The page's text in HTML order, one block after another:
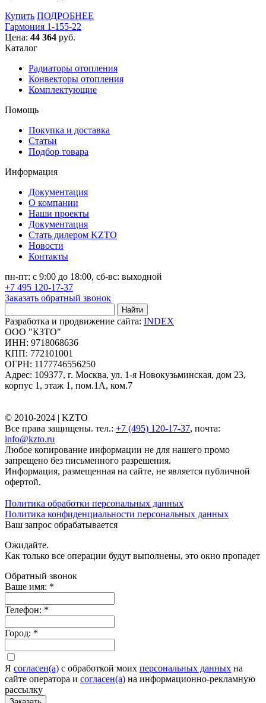
Купить ПОДРОБНЕЕ
Гармония 1-155-22
Цена: 44 364 руб.
Каталог
Радиаторы отопления
Конвекторы отопления
Комплектующие
Помощь
Покупка и доставка
Статьи
Подбор товара
Информация
Документация
О компании
Наши проекты
Документация
Стать дилером KZTO
Новости
Контакты
пн-пт: с 9:00 до 18:00, сб-вс: выходной
+7 495 120-17-37
Заказать обратный звонок
Найти
Разработка и продвижение сайта: INDEX
ООО "КЗТО"
ИНН: 9718068636
КПП: 772101001
ОГРН: 1177746556250
Адрес: 109377, г. Москва, ул. 1-я Новокузьминская, дом 23,
корпус 1, этаж 1, пом.1А, ком.7
© 2010-2024 | KZTO
Все права защищены. тел.: +7 (495) 120-17-37, почта:
info@kzto.ru
Любое копирование информации не для нашего промо
запрещено без письменного разрешения.
Информация, размещенная на сайте, не является публичной
офертой.
Политика обработки персональных данных
Политика конфиденциальности персональных данных
Ваш запрос обрабатывается
Ожидайте.
Как только все операции будут выполнены, это окно пропадет
Обратный звонок
Ваше имя: *
Телефон: *
Город: *
Я согласен(а) c обработкой моих персональных данных на
сайте оператора и согласен(а) на информационно-рекламную
рассылку